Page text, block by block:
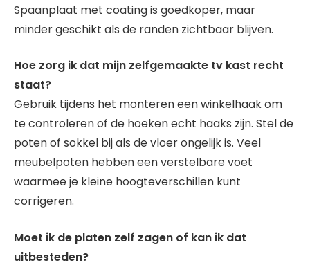
Spaanplaat met coating is goedkoper, maar
minder geschikt als de randen zichtbaar blijven.
Hoe zorg ik dat mijn zelfgemaakte tv kast recht
staat?
Gebruik tijdens het monteren een winkelhaak om
te controleren of de hoeken echt haaks zijn. Stel de
poten of sokkel bij als de vloer ongelijk is. Veel
meubelpoten hebben een verstelbare voet
waarmee je kleine hoogteverschillen kunt
corrigeren.
Moet ik de platen zelf zagen of kan ik dat
uitbesteden?